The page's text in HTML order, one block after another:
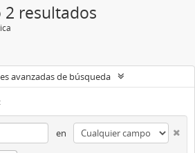
resultados
avanzadas de búsqueda
en